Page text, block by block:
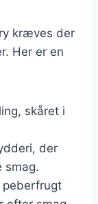
kræves der
Her er en
skåret i
der
smag.
peberfrugt